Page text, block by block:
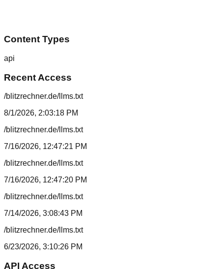
Content Types
api
Recent Access
/blitzrechner.de/llms.txt
8/1/2026, 2:03:18 PM
/blitzrechner.de/llms.txt
7/16/2026, 12:47:21 PM
/blitzrechner.de/llms.txt
7/16/2026, 12:47:20 PM
/blitzrechner.de/llms.txt
7/14/2026, 3:08:43 PM
/blitzrechner.de/llms.txt
6/23/2026, 3:10:26 PM
API Access